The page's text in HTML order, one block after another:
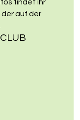
findet ihr
auf der